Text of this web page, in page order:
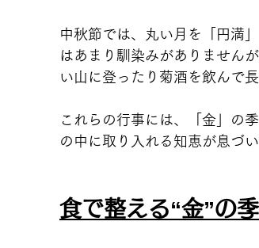
中秋節では、丸い月を「円満
はあまり馴染みがありません
い山に登ったり菊酒を飲んで
これらの行事には、「金」の
の中に取り入れる知恵が息づい
食で整える“金”の